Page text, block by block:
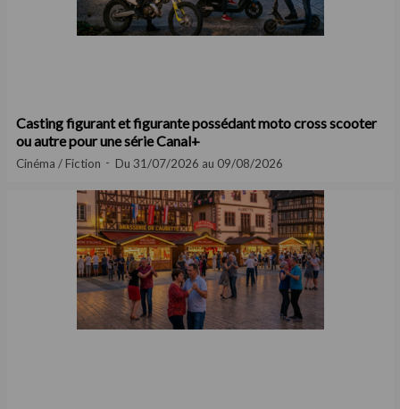
Casting figurant et figurante possédant moto cross scooter
ou autre pour une série Canal+
Cinéma / Fiction Du 31/07/2026 au 09/08/2026